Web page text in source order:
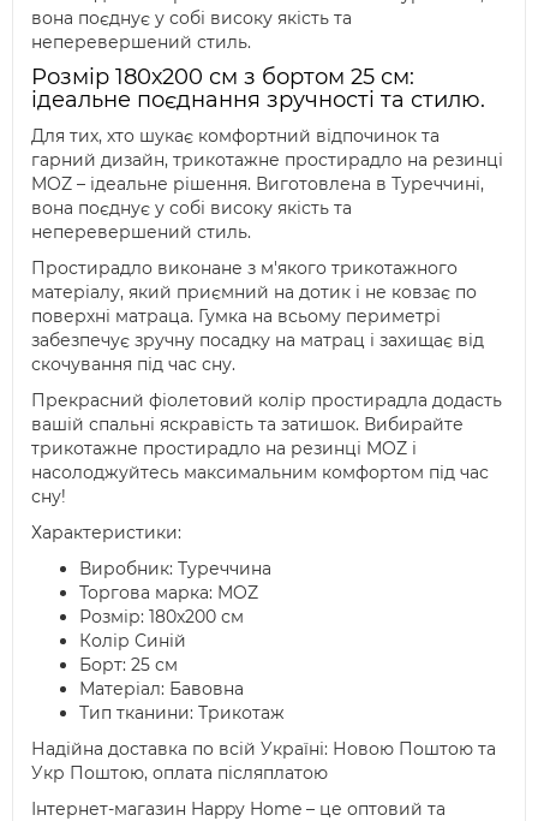
вона поєднує у собі високу якість та
неперевершений стиль.
Розмір 180х200 см з бортом 25 см:
ідеальне поєднання зручності та стилю.
Для тих, хто шукає комфортний відпочинок та
гарний дизайн, трикотажне простирадло на резинці
MOZ – ідеальне рішення. Виготовлена в Туреччині,
вона поєднує у собі високу якість та
неперевершений стиль.
Простирадло виконане з м'якого трикотажного
матеріалу, який приємний на дотик і не ковзає по
поверхні матраца. Гумка на всьому периметрі
забезпечує зручну посадку на матрац і захищає від
скочування під час сну.
Прекрасний фіолетовий колір простирадла додасть
вашій спальні яскравість та затишок. Вибирайте
трикотажне простирадло на резинці MOZ і
насолоджуйтесь максимальним комфортом під час
сну!
Характеристики:
Виробник: Туреччина
Торгова марка: MOZ
Розмір: 180х200 см
Колір Синій
Борт: 25 см
Матеріал: Бавовна
Тип тканини: Трикотаж
Надійна доставка по всій Україні: Новою Поштою та
Укр Поштою, оплата післяплатою
Інтернет-магазин Happy Home – це оптовий та